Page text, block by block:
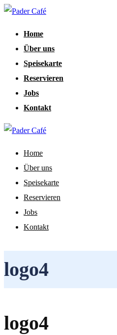
Home
Über uns
Speisekarte
Reservieren
Jobs
Kontakt
Home
Über uns
Speisekarte
Reservieren
Jobs
Kontakt
logo4
logo4